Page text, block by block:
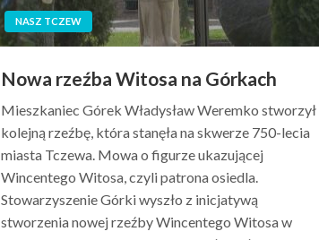
NASZ TCZEW
Nowa rzeźba Witosa na Górkach
Mieszkaniec Górek Władysław Weremko stworzył
kolejną rzeźbę, która stanęła na skwerze 750-lecia
miasta Tczewa. Mowa o figurze ukazującej
Wincentego Witosa, czyli patrona osiedla.
Stowarzyszenie Górki wyszło z inicjatywą
stworzenia nowej rzeźby Wincentego Witosa w